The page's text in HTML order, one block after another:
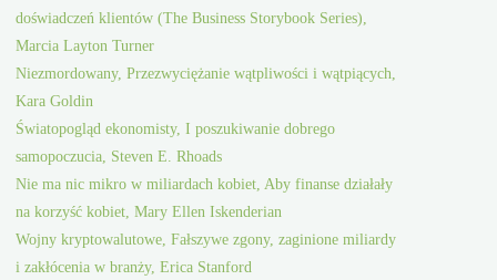
doświadczeń klientów (The Business Storybook Series),
Marcia Layton Turner
Niezmordowany, Przezwyciężanie wątpliwości i wątpiących,
Kara Goldin
Światopogląd ekonomisty, I poszukiwanie dobrego
samopoczucia, Steven E. Rhoads
Nie ma nic mikro w miliardach kobiet, Aby finanse działały
na korzyść kobiet, Mary Ellen Iskenderian
Wojny kryptowalutowe, Fałszywe zgony, zaginione miliardy
i zakłócenia w branży, Erica Stanford